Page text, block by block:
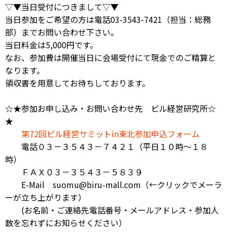
▽▼当日受付につきまして▽▼
当日参加をご希望の方は電話03-3543-7421（担当：総務
部）までお問い合わせ下さい。
当日料金は5,000円です。
なお、参加費は開催当日に会場受付にて現金でのご精算と
なります。
領収書を用意してお待ちしております。
☆★参加お申し込み・お問い合わせ先 ビル経営研究所☆
★
第72回ビル経営サミットin東北参加申込フォーム
電話０３－３５４３－７４２１（平日１０時～１８
時）
ＦＡＸ０３－３５４３－５８３９
E-Mail suomu@biru-mall.com （←クリックでメーラ
ーが立ち上がります）
(お名前・ご連絡先電話番号・メールアドレス・参加人
数を忘れずにお知らせください）